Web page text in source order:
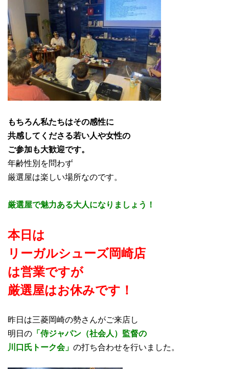
もちろん私たちはその感性に
共感してくださる若い人や女性の
ご参加も大歓迎です。
年齢性別を問わず
厳選屋は楽しい場所なのです。
厳選屋で魅力ある大人になりましょう！
本日は
リーガルシューズ岡崎店
は営業ですが
厳選屋はお休みです！
昨日は三菱岡崎の勢さんがご来店し
明日の 「侍ジャパン（社会人）監督の
川口氏トーク会」 の打ち合わせを行いました。